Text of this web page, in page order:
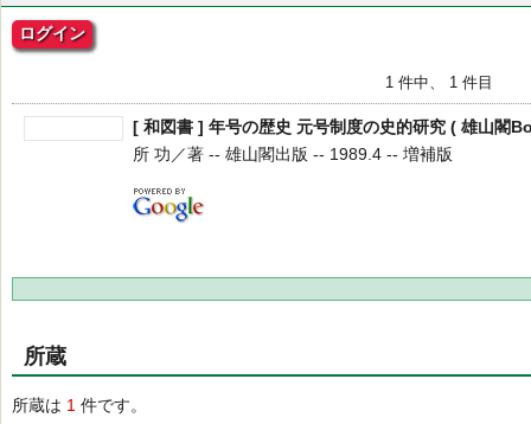
ログイン
1 件中、 1 件目
[ 和図書 ] 年号の歴史 元号制度の史的研究 ( 雄山閣
所 功／著 -- 雄山閣出版 -- 1989.4 -- 増補版
所蔵
所蔵は 1 件です。